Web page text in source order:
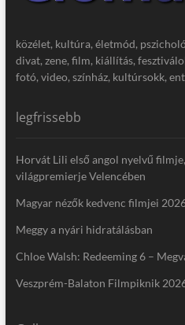
közélet, kultúra, életmód,
divat, zene, film, kiállítás,
fotó, video, színház, kultúrsokk,
legfrissebb
Horvát Lili első angol nyelvű
világpremierje Velencében
Magyar nézők kedvenc filmjei
Meggy a nyári hidratálásban
Chloe Walsh: Redeeming 6 –
Veszprém-Balaton Filmpiknik